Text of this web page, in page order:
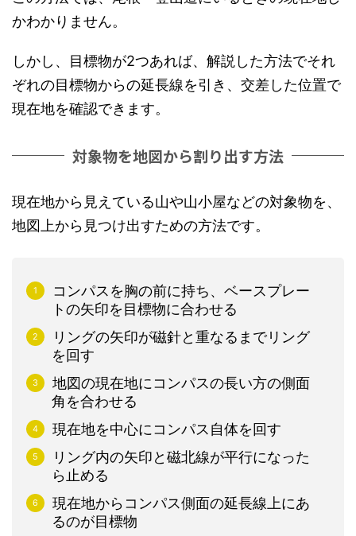
かわかりません。
しかし、目標物が2つあれば、解説した方法でそれ
ぞれの目標物からの延長線を引き、交差した位置で
現在地を確認できます。
対象物を地図から割り出す方法
現在地から見えている山や山小屋などの対象物を、
地図上から見つけ出すための方法です。
コンパスを胸の前に持ち、ベースプレー
トの矢印を目標物に合わせる
リングの矢印が磁針と重なるまでリング
を回す
地図の現在地にコンパスの長い方の側面
角を合わせる
現在地を中心にコンパス自体を回す
リング内の矢印と磁北線が平行になった
ら止める
現在地からコンパス側面の延長線上にあ
るのが目標物